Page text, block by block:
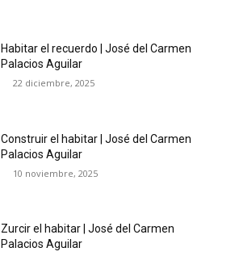
Habitar el recuerdo | José del Carmen
Palacios Aguilar
22 diciembre, 2025
Construir el habitar | José del Carmen
Palacios Aguilar
10 noviembre, 2025
Zurcir el habitar | José del Carmen
Palacios Aguilar